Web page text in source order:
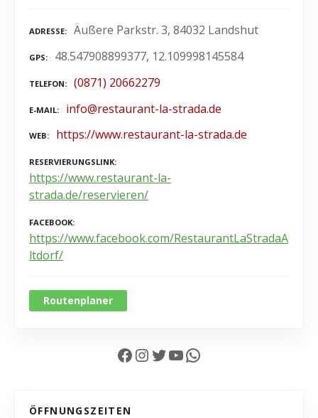
ADRESSE Äußere Parkstr. 3, 84032 Landshut
GPS 48.547908899377, 12.109998145584
TELEFON (0871) 20662279
E-MAIL info@restaurant-la-strada.de
WEB https://www.restaurant-la-strada.de
RESERVIERUNGSLINK
https://www.restaurant-la-
strada.de/reservieren/
FACEBOOK
https://www.facebook.com/RestaurantLaStradaA
ltdorf/
Routenplaner
Facebook InstagramTwitter YouTube WhatsApp
ÖFFNUNGSZEITEN